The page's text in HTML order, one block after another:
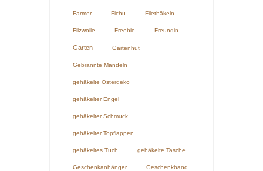
Farmer Fichu Filethäkeln
Filzwolle Freebie Freundin
Garten Gartenhut
Gebrannte Mandeln
gehäkelte Osterdeko
gehäkelter Engel
gehäkelter Schmuck
gehäkelter Topflappen
gehäkeltes Tuch gehäkelte Tasche
Geschenkanhänger Geschenkband